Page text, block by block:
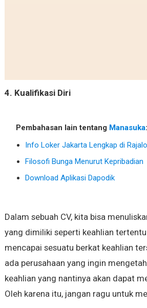
4. Kualifikasi Diri
Pembahasan lain tentang Manasuka:
Info Loker Jakarta Lengkap di
Filosofi Bunga Menurut Kepribadian
Download Aplikasi Dapodik
Dalam sebuah CV, kita bisa
yang dimiliki seperti keahlian
mencapai sesuatu berkat keahlian
ada perusahaan yang ingin
keahlian yang nantinya akan dapat
Oleh karena itu, jangan ragu untuk